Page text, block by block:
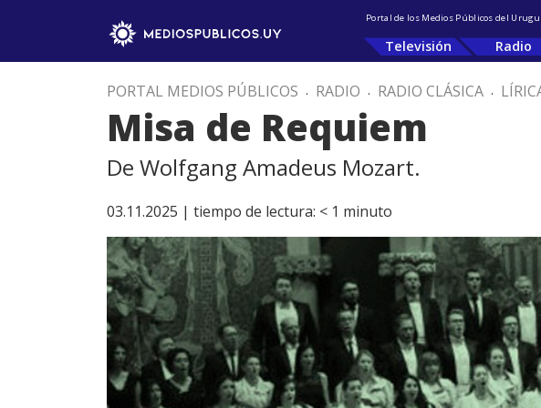
Portal de los Medios Públicos del
Televisión Radio
PORTAL MEDIOS PÚBLICOS . RADIO . RADIO CLÁSICA .
Misa de Requiem
De Wolfgang Amadeus Mozart.
03.11.2025 | tiempo de lectura: < 1 minuto